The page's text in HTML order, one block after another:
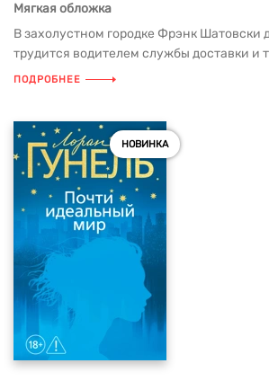
Мягкая обложка
В захолустном городке Фрэнк Шатовски
трудится водителем службы доставки и
ПОДРОБНЕЕ
НОВИНКА